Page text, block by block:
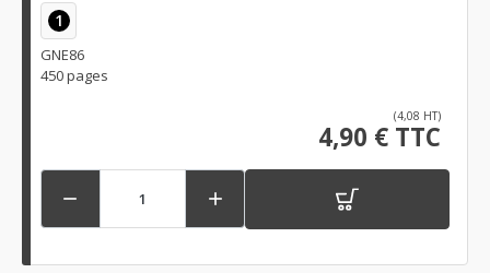
1
GNE86
450 pages
(4,08 HT)
4,90 € TTC
 